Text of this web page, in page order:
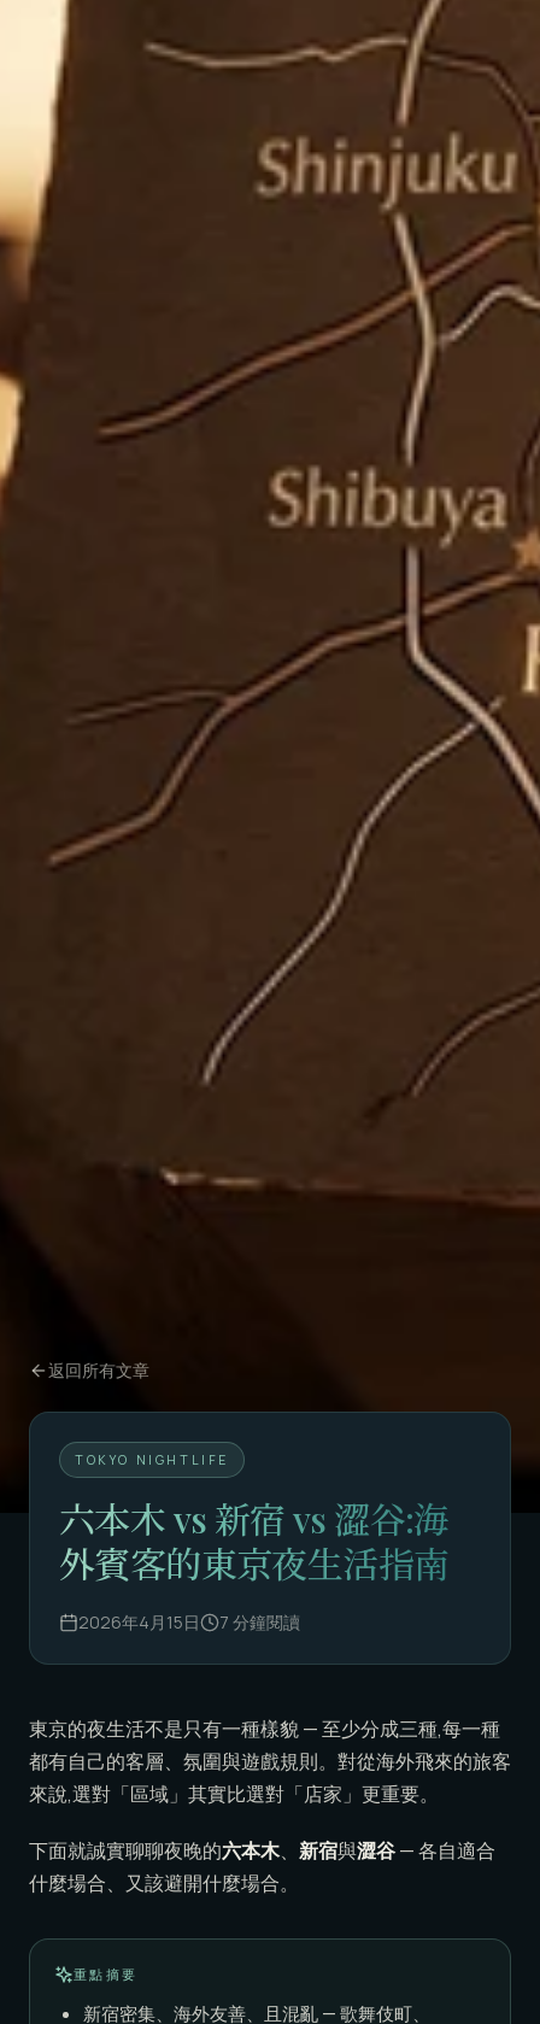
返回所有文章
TOKYO NIGHTLIFE
六本木 vs 新宿 vs 澀谷:海
外賓客的東京夜生活指南
2026年4月15日 7 分鐘閱讀
東京的夜生活不是只有一種樣貌 — 至少分成三種,每一種
都有自己的客層、氛圍與遊戲規則。對從海外飛來的旅客
來說,選對「區域」其實比選對「店家」更重要。
下面就誠實聊聊夜晚的六本木、 新宿與澀谷— 各自適合
什麼場合、又該避開什麼場合。
重點摘要
新宿密集、海外友善、且混亂 — 歌舞伎町、